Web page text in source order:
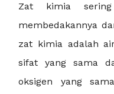
Zat kimia
membedakannya
zat kimia adalah
sifat yang sama
oksigen yang